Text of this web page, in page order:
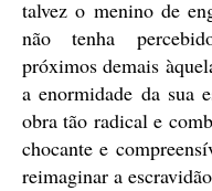
talvez o menino de
não tenha
próximos demais
a enormidade da sua
obra tão radical e
chocante e
reimaginar a